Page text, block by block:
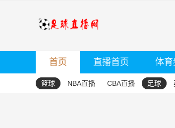
首页 直播首页 体育
篮球 NBA直播 CBA直播 足球